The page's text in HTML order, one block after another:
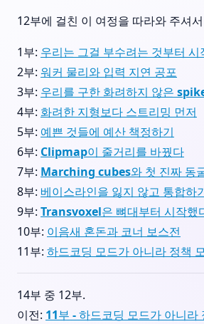
12부에 걸친 이 여정을 따라와 주셔
1부: 우리는 그걸 부수려는 것부터 시
2부: 워커 물리와 입력 지연 공포
3부: 우리를 구한 화려하지 않은
4부: 화려한 지형보다 스트리밍 먼저
5부: 예쁜 것들에 예산 책정하기
6부: Clipmap이 줄거리를 바꿨다
7부: Marching cubes와 첫 진짜 동
8부: 베이스라인을 잃지 않고 통합하
9부: Transvoxel은 뼈대부터 시작했
10부: 이음새 혼돈과 코너 보스전
11부: 하드코딩 모드가 아니라 정책
14부 중 12부.
이전: 11부 - 하드코딩 모드가 아니라